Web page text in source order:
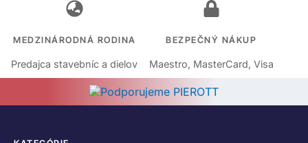
MEDZINÁRODNÁ RODINA
Predajca stavebníc a dielov
BEZPEČNÝ NÁKUP
Maestro, MasterCard, Visa